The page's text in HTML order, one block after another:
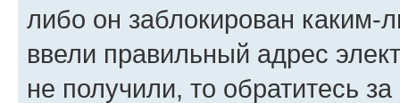
либо он заблокирован
ввели правильный адрес
не получили, то обратитесь